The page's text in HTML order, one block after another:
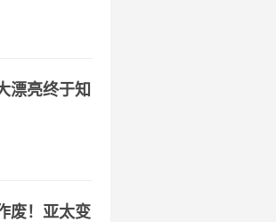
漂亮终于知
废！亚太变